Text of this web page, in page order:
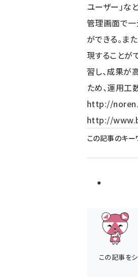
ユーザー」な
管理画面で一
ができる。ま
現することが
習し、成果が
ため、運用工
http://
http://
この記事のキー
この記事を